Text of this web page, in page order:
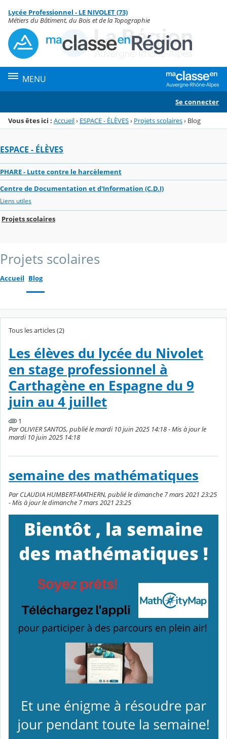
Menu de la rubrique
Contenu
Lycée Professionnel - LE NIVOLET (73)
Métiers du Bâtiment, du Bois et de la Topographie
MENU
Se connecter
Vous êtes ici : Accueil› ESPACE - ÉLÈVES› Projets scolaires› Blog
ESPACE - ÉLÈVES
PHARE - Lutte contre le harcèlement
Centre de Documentation et d'Information (C.D.I)
Liens utiles
Projets scolaires
Projets scolaires
Accueil Blog
Tous les articles (2)
Les élèves du lycée du Nivolet
en stage professionnel à
Carthagène en Espagne du 9
juin au 4 juillet
1
Par OLIVIER SANTOS, publié le mardi 10 juin 2025 14:18 - Mis à jour le
mardi 10 juin 2025 14:18
semaine des mathématiques
Par CLAUDIA HUMBERT-MATHERN, publié le dimanche 7 mars 2021 23:25
- Mis à jour le dimanche 7 mars 2021 23:25